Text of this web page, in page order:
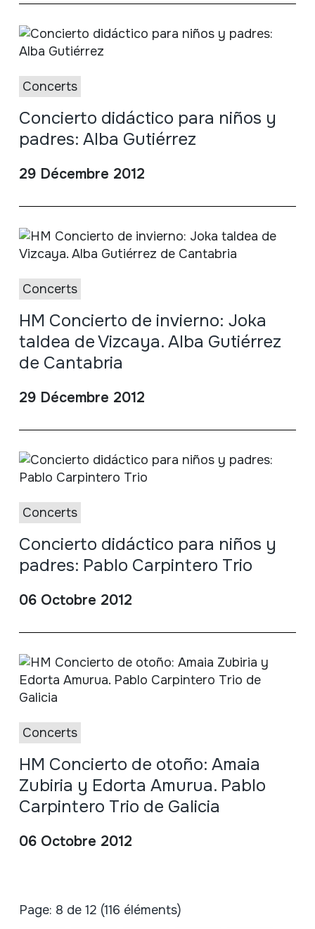
Concerts
Concierto didáctico para niños y
padres: Alba Gutiérrez
29 Décembre 2012
Concerts
HM Concierto de invierno: Joka
taldea de Vizcaya. Alba Gutiérrez
de Cantabria
29 Décembre 2012
Concerts
Concierto didáctico para niños y
padres: Pablo Carpintero Trio
06 Octobre 2012
Concerts
HM Concierto de otoño: Amaia
Zubiria y Edorta Amurua. Pablo
Carpintero Trio de Galicia
06 Octobre 2012
Page: 8 de 12 (116 éléments)